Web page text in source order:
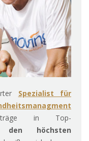
Spezialist für
in Top-
höchsten